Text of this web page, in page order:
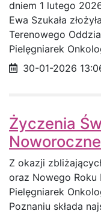
dniem 1 lutego
Ewa Szukała
Terenowego
Pielęgniarek
Data opublikowania
30-01-2026
Życzenia
Noworoczne
Z okazji
oraz Nowego Roku
Pielęgniarek
Poznaniu składa